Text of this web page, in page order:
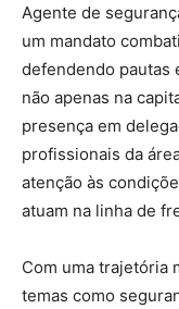
Agente de
um mandato
defendendo pautas
não apenas na
presença em
profissionais da
atenção às
atuam na linha de
Com uma trajetória
temas como